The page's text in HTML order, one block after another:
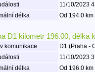
11/10/2023
délka
Od 194.0
D1 kilometr 196.00, délka
komunikace
D1 (Praha -
11/10/2023
délka
Od 196.0